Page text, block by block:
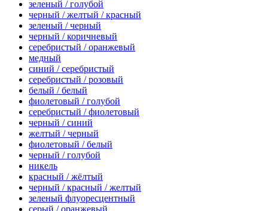
зеленый / голубой
черный / желтый / красный
зеленый / черный
черный / коричневый
серебристый / оранжевый
медный
синий / серебристый
серебристый / розовый
белый / белый
фиолетовый / голубой
серебристый / фиолетовый
черный / синий
желтый / черный
фиолетовый / белый
черный / голубой
никель
красный / жёлтый
черный / красный / желтый
зеленый флуоресцентный
серый / оранжевый